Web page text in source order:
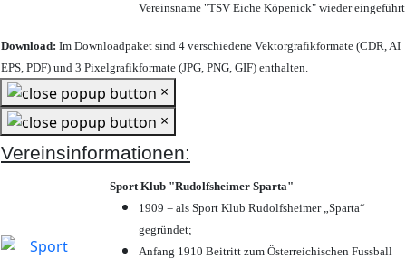
Vereinsname "TSV Eiche Köpenick" wieder eingeführt
Download: Im Downloadpaket sind 4 verschiedene Vektorgrafikformate (CDR, AI
EPS, PDF) und 3 Pixelgrafikformate (JPG, PNG, GIF) enthalten.
×
×
Vereinsinformationen:
Sport Klub "Rudolfsheimer Sparta"
1909 = als Sport Klub Rudolfsheimer „Sparta“
gegründet;
Anfang 1910 Beitritt zum Österreichischen Fussball